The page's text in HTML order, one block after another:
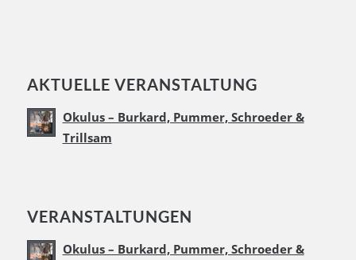
AKTUELLE VERANSTALTUNG
Okulus – Burkard, Pummer, Schroeder &
Trillsam
VERANSTALTUNGEN
Okulus – Burkard, Pummer, Schroeder &